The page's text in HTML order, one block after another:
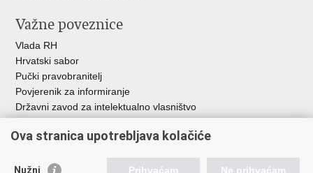
Važne poveznice
Vlada RH
Hrvatski sabor
Pučki pravobranitelj
Povjerenik za informiranje
Državni zavod za intelektualno vlasništvo
HAKOM
Ostale poveznice
Ova stranica upotrebljava kolačiće
Nužni Prihvaćam Ne prihvaćam